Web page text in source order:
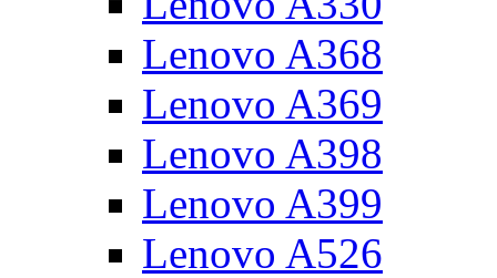
Lenovo A368
Lenovo A369
Lenovo A398
Lenovo A399
Lenovo A526